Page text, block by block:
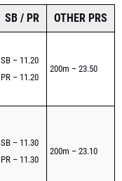
SB / PR OTHER PRS
SB – 11.20
PR – 11.20
200m – 23.50
SB – 11.30
PR – 11.30
200m – 23.10